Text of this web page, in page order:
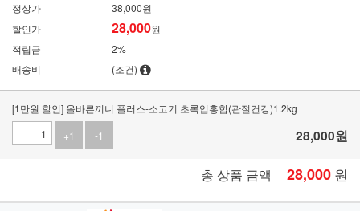
정상가
38,000원
할인가
28,000원
적립금
2%
배송비
(조건)
[1만원 할인] 올바른끼니 플러스-소고기 초록입홍합(관절건강)1.2kg
+1
-1 28,000원
총 상품 금액 28,000 원